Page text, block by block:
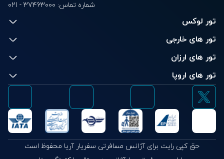
شماره تماس: 021 - 37463000
تور لوکس
تور های خارجی
تور های ارزان
تور های اروپا
حق کپی رایت برای آژانس مسافرتی سفریار آریا محفوظ است